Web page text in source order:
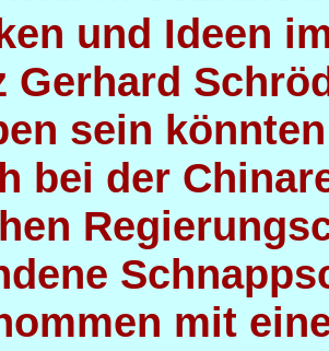
und Ideen
Gerhard
sein
bei der
mit